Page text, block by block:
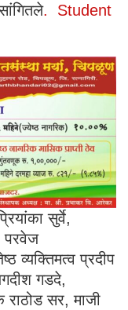
. Student
सुर्वे,
परवेज
व्यक्तिमत्व प्रदीप
गडदे,
सर, माजी